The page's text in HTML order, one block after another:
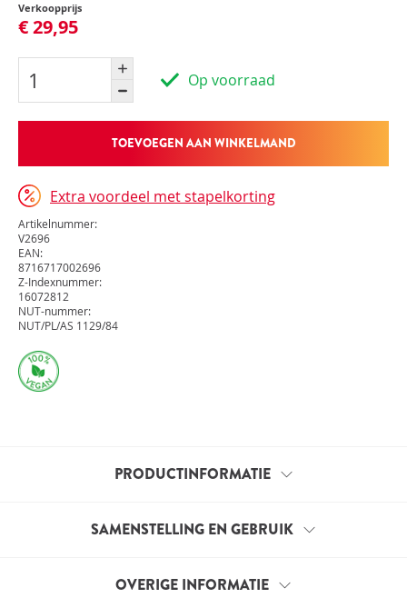
Verkoopprijs
€ 29,95
Op voorraad
TOEVOEGEN AAN WINKELMAND
Extra voordeel met stapelkorting
Artikelnummer:
V2696
EAN:
8716717002696
Z-Indexnummer:
16072812
NUT-nummer:
NUT/PL/AS 1129/84
PRODUCTINFORMATIE
Dit product bevat magnesium in de vorm van
aan twee (bis) moleculen van het aminozuur glycine.
SAMENSTELLING EN GEBRUIK
Samenstelling per tablet:OVERIGE INFORMATIE